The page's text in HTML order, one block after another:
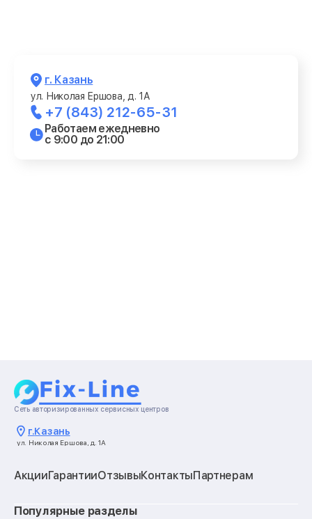
г. Казань
ул. Николая Ершова, д. 1А
+7 (843) 212-65-31
Работаем ежедневно
с 9:00 до 21:00
Сеть авторизированных сервисных центров
г.Казань
ул. Николая Ершова, д. 1А
АкцииГарантииОтзывыКонтактыПартнерам
Популярные разделы